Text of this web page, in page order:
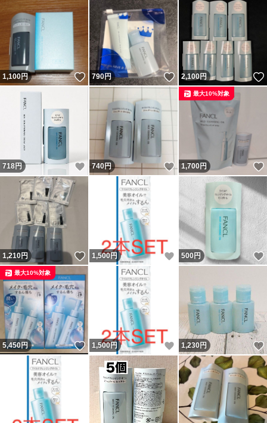
1,100円 いいね！
790円 いいね！
2,100円
718円 いいね！
740円 いいね！
1,700円
最大10%対象
1,210円 いいね！
1,500円 いいね！
500円
5,450円 いいね！
最大10%対象
1,500円 いいね！
1,230円